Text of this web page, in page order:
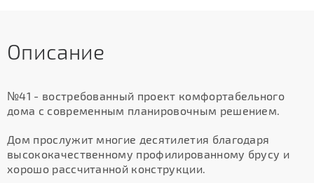
Описание
№41 - востребованный проект комфортабельного
дома с современным планировочным решением.
Дом прослужит многие десятилетия благодаря
высококачественному профилированному брусу и
хорошо рассчитанной конструкции.